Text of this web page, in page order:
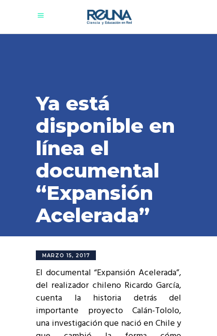
Ya está
disponible en
línea el
documental
“Expansión
Acelerada”
MARZO 15, 2017
El documental “Expansión Acelerada”,
del realizador chileno Ricardo García,
cuenta la historia detrás del
importante proyecto Calán-Tololo,
una investigación que nació en Chile y